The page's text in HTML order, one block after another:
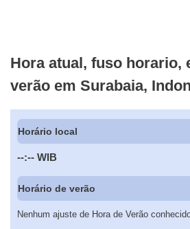
Hora atual, fuso horario,
verão em Surabaia,
Horário local
--:-- WIB
Horário de verão
Nenhum ajuste de Hora de Verão